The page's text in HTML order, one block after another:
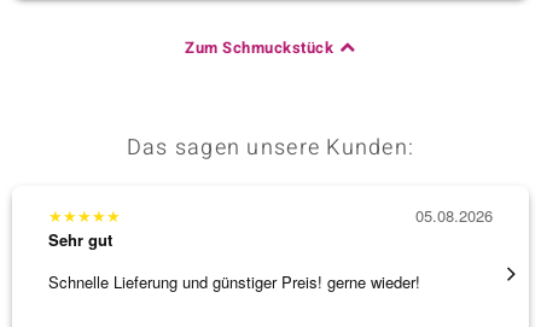
Zum Schmuckstück
Das sagen unsere Kunden:
★★★★★
Sehr gut
Schnelle Lieferung und günstiger Preis! gerne wieder!
05.08.2026
Ich